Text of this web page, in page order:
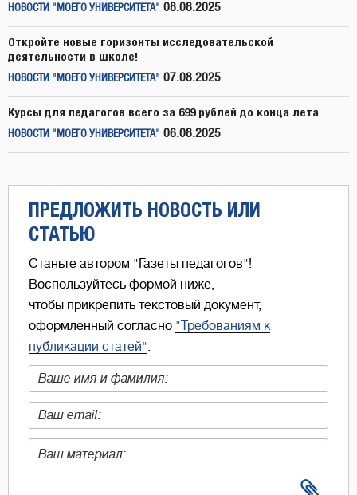
НОВОСТИ "МОЕГО УНИВЕРСИТЕТА" 08.08.2025
Откройте новые горизонты исследовательской
деятельности в школе!
НОВОСТИ "МОЕГО УНИВЕРСИТЕТА" 07.08.2025
Курсы для педагогов всего за 699 рублей до конца лета
НОВОСТИ "МОЕГО УНИВЕРСИТЕТА" 06.08.2025
ПРЕДЛОЖИТЬ НОВОСТЬ ИЛИ
СТАТЬЮ
Станьте автором "Газеты педагогов"!
Воспользуйтесь формой ниже,
чтобы прикрепить текстовый документ,
оформленный согласно "Требованиям к
публикации статей"